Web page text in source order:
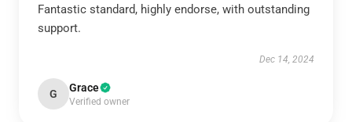
Fantastic standard, highly endorse, with outstanding
support.
Dec 14, 2024
G Grace
Verified owner